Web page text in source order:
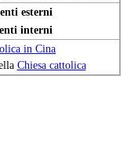
esterni
interni
in Cina
Chiesa cattolica